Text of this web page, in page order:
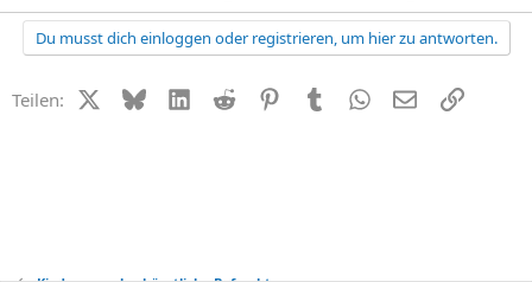
Du musst dich einloggen oder registrieren, um hier zu antworten.
Teilen: X (Twitter)
BlueskyLinkedIn
Reddit PinterestTumblr WhatsApp
E-MailLink